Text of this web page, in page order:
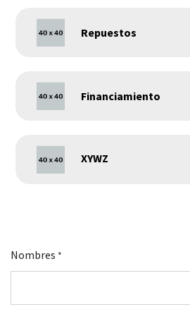
Repuestos
Financiamiento
XYWZ
Nombres *